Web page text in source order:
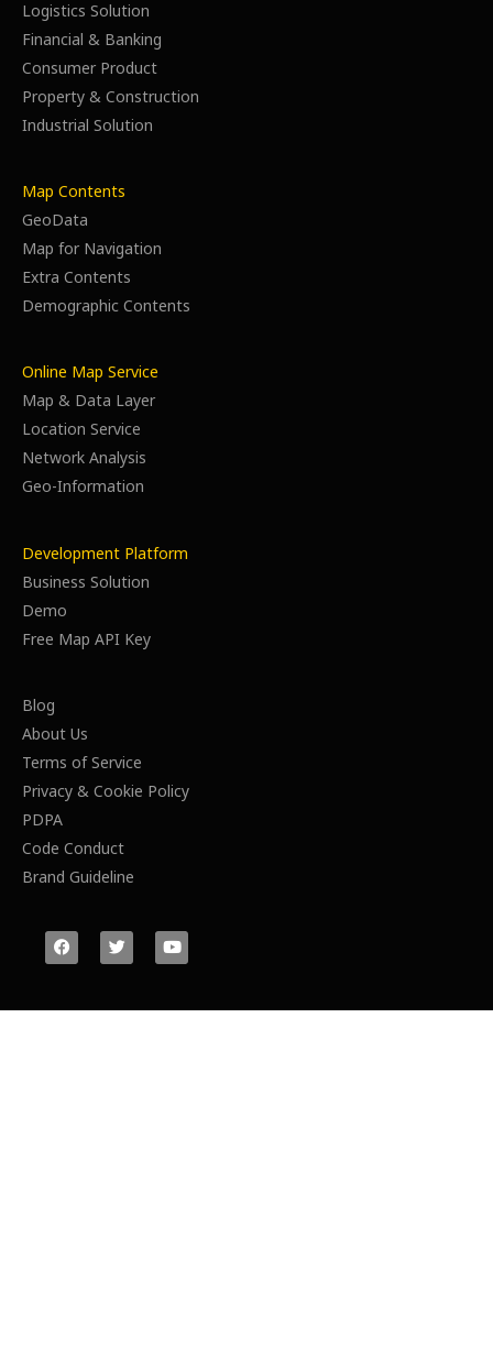
Logistics Solution
Financial & Banking
Consumer Product
Property & Construction
Industrial Solution
Map Contents
GeoData
Map for Navigation
Extra Contents
Demographic Contents
Online Map Service
Map & Data Layer
Location Service
Network Analysis
Geo-Information
Development Platform
Business Solution
Demo
Free Map API Key
Blog
About Us
Terms of Service
Privacy & Cookie Policy
PDPA
Code Conduct
Brand Guideline